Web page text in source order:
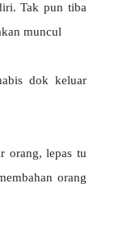
Tak pun tiba
muncul
dok keluar
orang, lepas tu
orang